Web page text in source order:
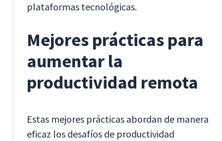
plataformas tecnológicas.
Mejores prácticas para
aumentar la
productividad remota
Estas mejores prácticas abordan de manera
eficaz los desafíos de productividad